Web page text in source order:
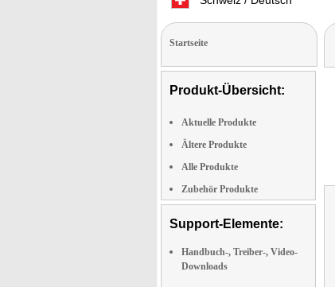
Startseite
Produkt-Übersicht:
Aktuelle Produkte
Ältere Produkte
Alle Produkte
Zubehör Produkte
Support-Elemente:
Handbuch-, Treiber-, Video-
Downloads